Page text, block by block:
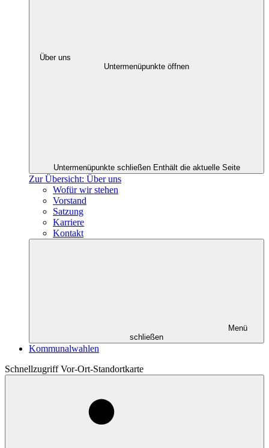
Über uns
Untermenüpunkte öffnen
Untermenüpunkte schließen Enthält die aktuelle Seite
Zur Übersicht: Über uns
Wofür wir stehen
Vorstand
Satzung
Karriere
Kontakt
Menü
schließen
Kommunalwahlen
Schnellzugriff Vor-Ort-Standortkarte